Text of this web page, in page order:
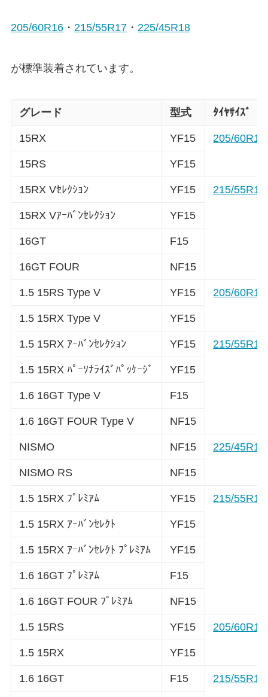
205/60R16・ 215/55R17・ 225/45R18
が標準装着されています。
グレード 型式 ﾀｲﾔｻｲｽﾞ
15RX YF15 205/
15RS YF15
15RX Vｾﾚｸｼｮﾝ YF15 215/
15RX Vｱｰﾊﾞﾝｾﾚｸｼｮﾝ YF15
16GT F15
16GT FOUR NF15
1.5 15RS Type V YF15 205/
1.5 15RX Type V YF15
1.5 15RX ｱｰﾊﾞﾝｾﾚｸｼｮﾝ YF15 215/
1.5 15RX ﾊﾟｰｿﾅﾗｲｽﾞﾊﾟｯｹｰｼﾞ YF15
1.6 16GT Type V F15
1.6 16GT FOUR Type V NF15
NISMO NF15 225/
NISMO RS NF15
1.5 15RX ﾌﾟﾚﾐｱﾑ YF15 215/
1.5 15RX ｱｰﾊﾞﾝｾﾚｸﾄ YF15
1.5 15RX ｱｰﾊﾞﾝｾﾚｸﾄ ﾌﾟﾚﾐｱﾑ YF15
1.6 16GT ﾌﾟﾚﾐｱﾑ F15
1.6 16GT FOUR ﾌﾟﾚﾐｱﾑ NF15
1.5 15RS YF15 205/
1.5 15RX YF15
1.6 16GT F15 215/